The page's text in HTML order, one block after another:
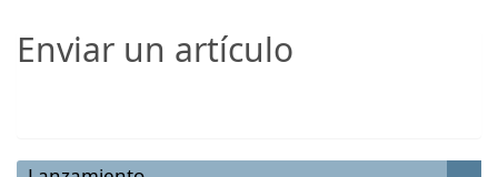
Enviar un artículo